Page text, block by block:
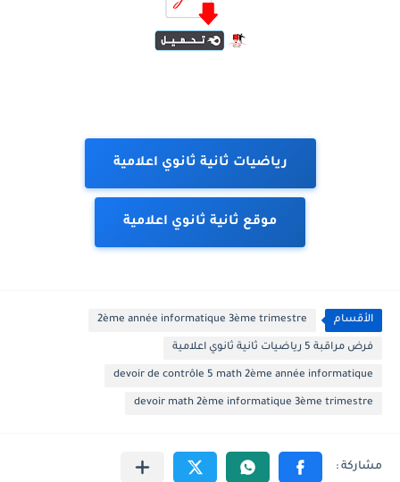
رياضيات ثانية ثانوي اعلامية
موقع ثانية ثانوي اعلامية
الأقسام 2ème année informatique 3ème trimestre
فرض مراقبة 5 رياضيات ثانية ثانوي اعلامية
devoir de contrôle 5 math 2ème année informatique
devoir math 2ème informatique 3ème trimestre